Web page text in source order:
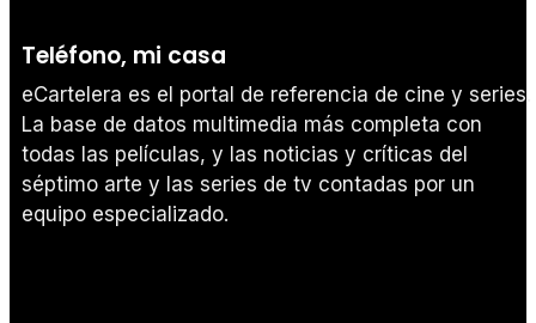
Teléfono, mi casa
eCartelera es el portal de referencia de cine y series.
La base de datos multimedia más completa con
todas las películas, y las noticias y críticas del
séptimo arte y las series de tv contadas por un
equipo especializado.